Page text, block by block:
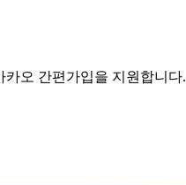
카오 간편가입을 지원합니다.